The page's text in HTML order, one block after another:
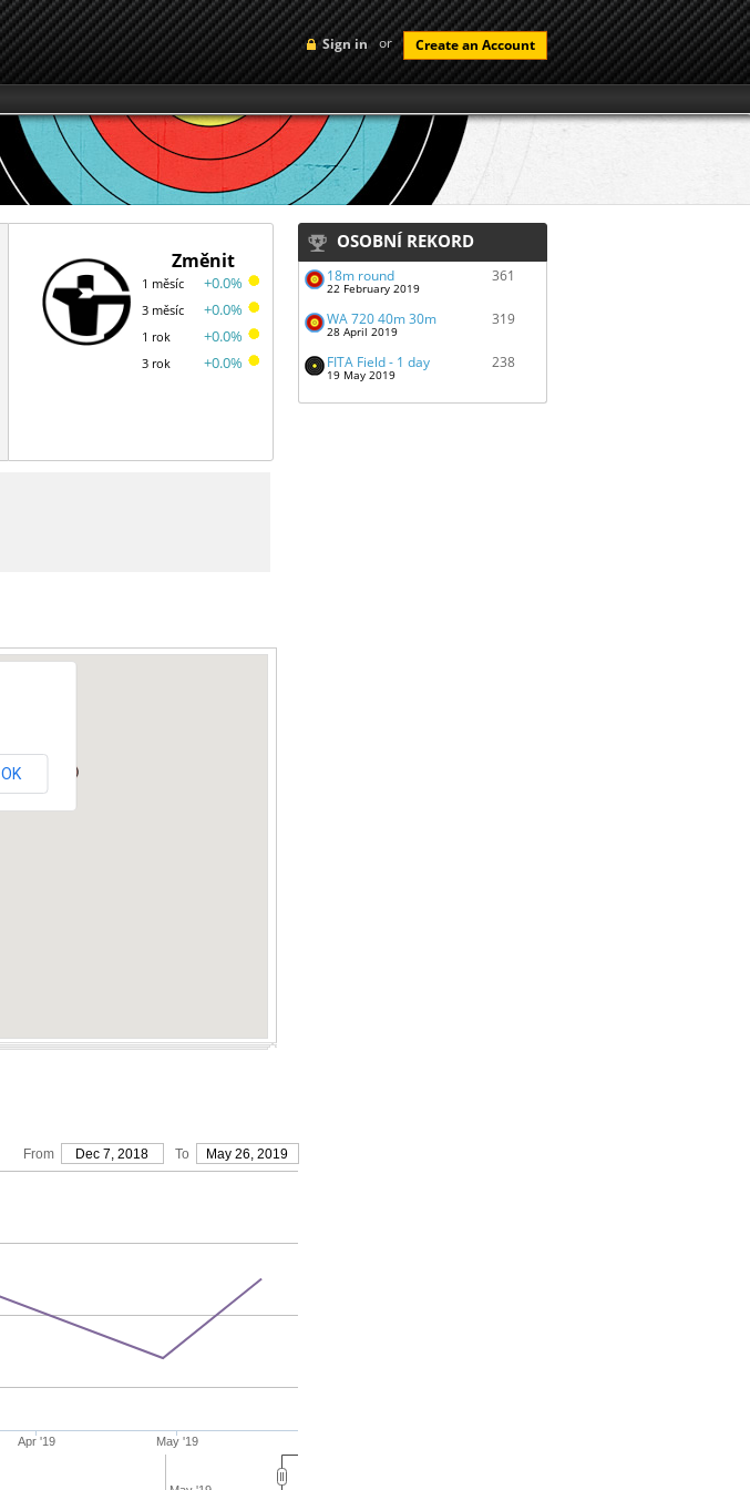
Sign in or Create an Account
Změnit
1 měsíc
3 měsíc
1 rok
3 rok
+0.0%
+0.0%
+0.0%
+0.0%
OK
From Dec 7, 2018 To May 26, 2019
Apr '19 May '19
OSOBNÍ REKORD
18m round
22 February 2019
361
WA 720 40m 30m
28 April 2019
319
FITA Field - 1 day
19 May 2019
238